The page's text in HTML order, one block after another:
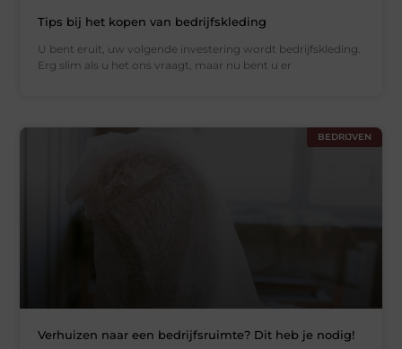
Tips bij het kopen van bedrijfskleding
U bent eruit, uw volgende investering wordt bedrijfskleding.
Erg slim als u het ons vraagt, maar nu bent u er
BEDRIJVEN
Verhuizen naar een bedrijfsruimte? Dit heb je nodig!